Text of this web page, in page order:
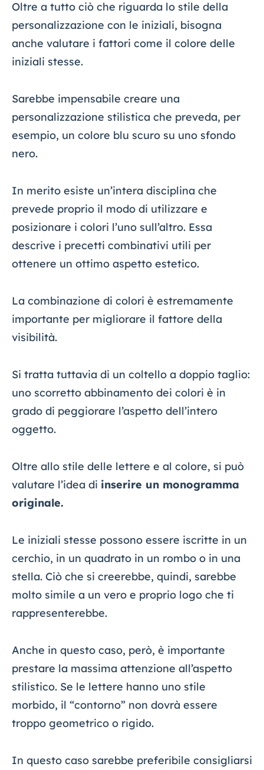
Oltre a tutto ciò che riguarda lo stile della
personalizzazione con le iniziali, bisogna
anche valutare i fattori come il colore delle
iniziali stesse.
Sarebbe impensabile creare una
personalizzazione stilistica che preveda, per
esempio, un colore blu scuro su uno sfondo
nero.
In merito esiste un’intera disciplina che
prevede proprio il modo di utilizzare e
posizionare i colori l’uno sull’altro. Essa
descrive i precetti combinativi utili per
ottenere un ottimo aspetto estetico.
La combinazione di colori è estremamente
importante per migliorare il fattore della
visibilità.
Si tratta tuttavia di un coltello a doppio taglio:
uno scorretto abbinamento dei colori è in
grado di peggiorare l’aspetto dell’intero
oggetto.
Oltre allo stile delle lettere e al colore, si può
valutare l’idea di inserire un monogramma
originale.
Le iniziali stesse possono essere iscritte in un
cerchio, in un quadrato in un rombo o in una
stella. Ciò che si creerebbe, quindi, sarebbe
molto simile a un vero e proprio logo che ti
rappresenterebbe.
Anche in questo caso, però, è importante
prestare la massima attenzione all’aspetto
stilistico. Se le lettere hanno uno stile
morbido, il “contorno” non dovrà essere
troppo geometrico o rigido.
In questo caso sarebbe preferibile consigliarsi